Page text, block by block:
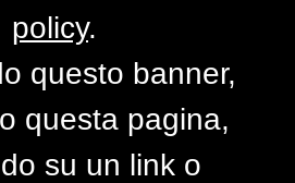
in giallo
pearl
policy.
questo banner,
questa pagina,
su un link o